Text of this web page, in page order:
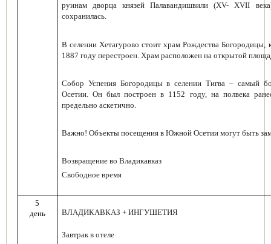
руинам дворца князей Палавандишвили (XV- XVII
сохранилась.
В селении Хетагурово стоит храм Рождества Богородицы
1887 году перестроен. Храм расположен на открытой
Собор Успения Богородицы в селении Тигва – самый
Осетии. Он был построен в 1152 году, на полвека
предельно аскетично.
Важно! Объекты посещения в Южной Осетии могут быть
Возвращение во Владикавказ
Свободное время
5
день
ВЛАДИКАВКАЗ + ИНГУШЕТИЯ
Завтрак в отеле